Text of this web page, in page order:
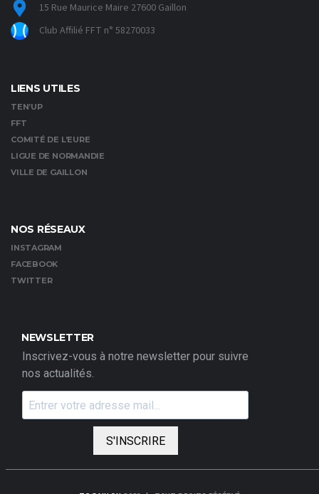
15 Rue Maurice Maire 27600 Gaillon
Club Affilié FFT n° 58270033
LIENS UTILES
TEN’UP
FFT
COMITÉ DE L’EURE
LIGUE DE NORMANDIE
VILLE DE GAILLON
NOS RÉSEAUX
INSTAGRAM
FACEBOOK
TWITTER
NEWSLETTER
Inscrivez-vous à notre newsletter pour suivre
nos actualités.
S'INSCRIRE